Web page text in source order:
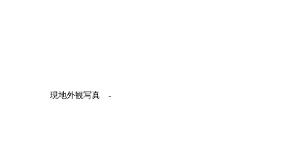
現地外観写真 -